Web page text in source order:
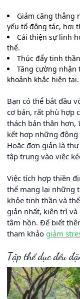
Giảm căng thẳng
yếu tố động tác, hơi
Cải thiện sự linh
thể.
Thúc đẩy tinh
Tăng cường nhận
khoảnh khắc hiện tại.
Bạn có thể bắt đầu
cơ bản, rất phù hợp
thách bản thân hơn,
kết hợp những
Hoặc đơn giản là
tập trung vào việc
Việc tích hợp thiền
thể mang lại những
khỏe tinh thần và
giản nhất, kiên trì
tâm hồn. Để biết
tham khảo giảm
Tập thể dục đều